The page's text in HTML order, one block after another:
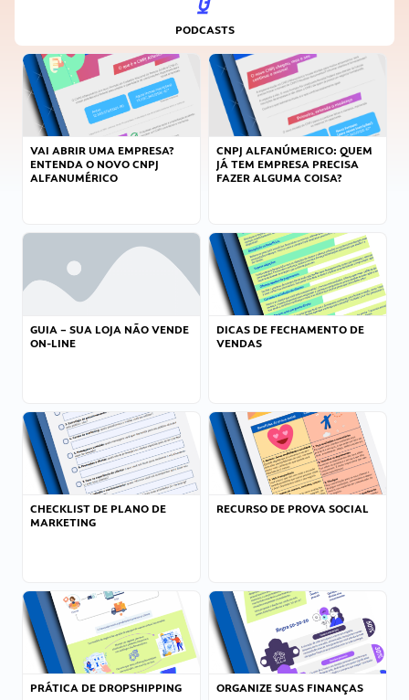
PODCASTS
VAI ABRIR UMA EMPRESA?
ENTENDA O NOVO CNPJ
ALFANUMÉRICO
CNPJ ALFANÚMERICO: QUEM
JÁ TEM EMPRESA PRECISA
FAZER ALGUMA COISA?
GUIA – SUA LOJA NÃO VENDE
ON-LINE
DICAS DE FECHAMENTO DE
VENDAS
CHECKLIST DE PLANO DE
MARKETING
RECURSO DE PROVA SOCIAL
PRÁTICA DE DROPSHIPPING ORGANIZE SUAS FINANÇAS